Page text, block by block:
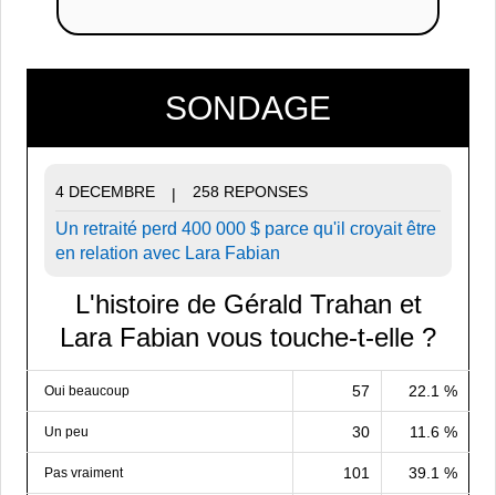
SONDAGE
4 DECEMBRE | 258 REPONSES
Un retraité perd 400 000 $ parce qu'il croyait être
en relation avec Lara Fabian
L'histoire de Gérald Trahan et
Lara Fabian vous touche-t-elle ?
Oui beaucoup 57 22.1 %
Un peu 30 11.6 %
Pas vraiment 101 39.1 %